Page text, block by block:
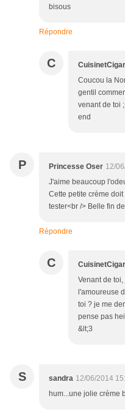
bisous
Répondre
C
Coucou la
gentil
venant de toi
end
P Princesse Oser 12/
J'aime beaucoup
Cette petite crème
tester<br /> Belle fin
Répondre
C
Venant de
l'amoureuse
toi ? je me
pense pas
&lt;3
S sandra 12/06/2014
hum...une jolie crème